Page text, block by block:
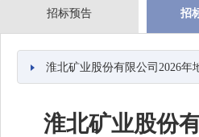
招标预告 招
淮北矿业股份有限公司2026
淮北矿业股份